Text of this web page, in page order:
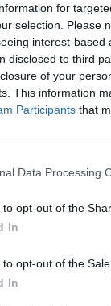
for
selection. Please
interest-
disclosed to third
of your
This information
Participants that
Data Processing
to opt-out of the
In
to opt-out of the
In
64 από 88